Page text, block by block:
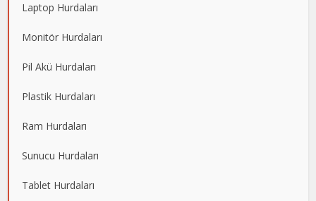
Laptop Hurdaları
Monitör Hurdaları
Pil Akü Hurdaları
Plastik Hurdaları
Ram Hurdaları
Sunucu Hurdaları
Tablet Hurdaları